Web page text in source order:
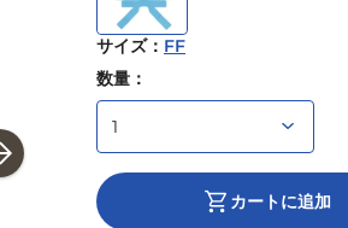
サイズ： FF
数量：
カートに追加